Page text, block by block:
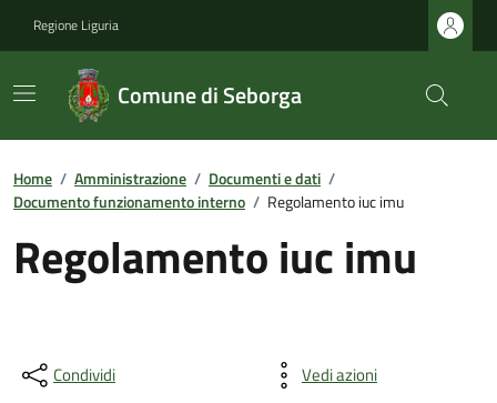
Regione Liguria
Comune di Seborga
Home / Amministrazione / Documenti e dati /
Documento funzionamento interno / Regolamento iuc imu
Regolamento iuc imu
Condividi Vedi azioni